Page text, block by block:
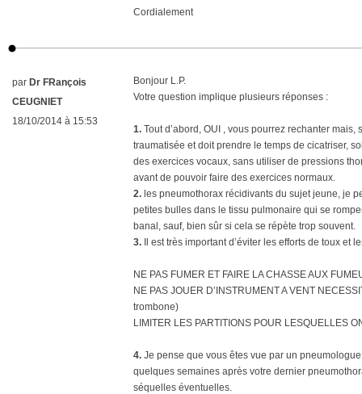
Cordialement
par Dr FRançois
CEUGNIET
18/10/2014 à 15:53
Bonjour L.P.
Votre question implique plusieurs réponses :
1. Tout d’abord, OUI , vous pourrez rechanter
traumatisée et doit prendre le temps de cicatriser,
des exercices vocaux, sans utiliser de pressions
avant de pouvoir faire des exercices normaux.
2. les pneumothorax récidivants du sujet jeune, je
petites bulles dans le tissu pulmonaire qui se
banal, sauf, bien sûr si cela se répète trop souvent.
3. Il est très important d’éviter les efforts de toux et
NE PAS FUMER ET FAIRE LA CHASSE AUX
NE PAS JOUER D’INSTRUMENT A VENT
trombone)
LIMITER LES PARTITIONS POUR LESQUELLES
4. Je pense que vous êtes vue par un
quelques semaines après votre dernier
séquelles éventuelles.